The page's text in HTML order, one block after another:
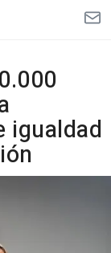
igualdad